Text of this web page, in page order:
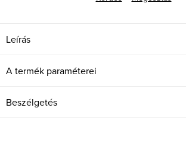
Leírás
A termék paraméterei
Beszélgetés